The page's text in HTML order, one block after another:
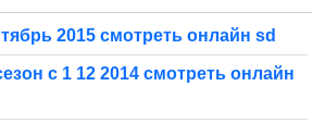
2015 смотреть онлайн sd
с 1 12 2014 смотреть онлайн